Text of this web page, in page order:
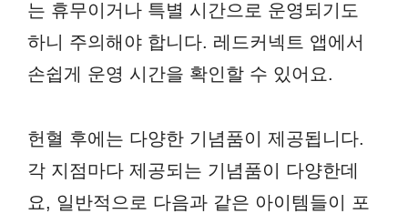
는 휴무이거나 특별 시간으로 운영되기도
하니 주의해야 합니다. 레드커넥트 앱에서
손쉽게 운영 시간을 확인할 수 있어요.
헌혈 후에는 다양한 기념품이 제공됩니다.
각 지점마다 제공되는 기념품이 다양한데
요, 일반적으로 다음과 같은 아이템들이 포